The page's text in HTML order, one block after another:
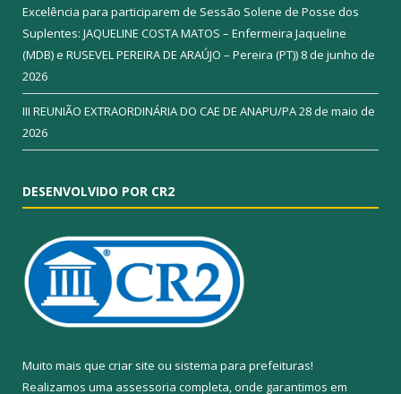
Excelência para participarem de Sessão Solene de Posse dos
Suplentes: JAQUELINE COSTA MATOS – Enfermeira Jaqueline
(MDB) e RUSEVEL PEREIRA DE ARAÚJO – Pereira (PT)) 8 de junho de
2026
III REUNIÃO EXTRAORDINÁRIA DO CAE DE ANAPU/PA28 de maio de
2026
DESENVOLVIDO POR CR2
Muito mais que criar site ou sistema para prefeituras!
Realizamos uma assessoria completa, onde garantimos em